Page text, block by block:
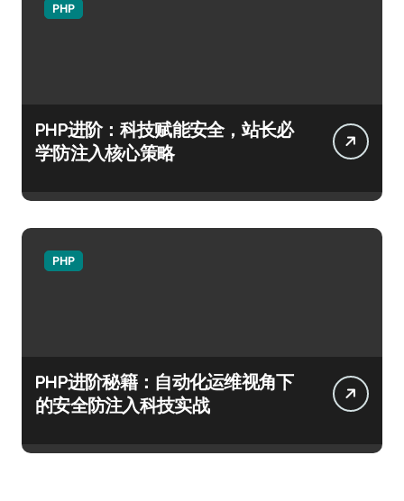
PHP
PHP进阶：科技赋能安全，站长必
学防注入核心策略
PHP
PHP进阶秘籍：自动化运维视角下
的安全防注入科技实战